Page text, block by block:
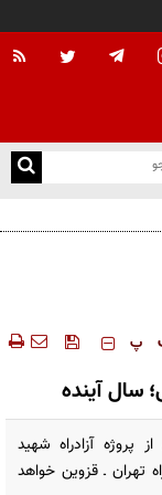
است
پ
سال آینده
پروژه آزادراه شهید
در آزادراه تهران ـ قزوین خواهد